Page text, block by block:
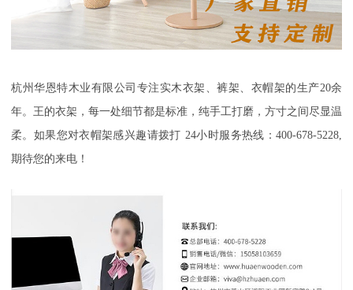
杭州华恩特木业有限公司专注实木衣架、裤架、衣帽架的生产20余
年。王的衣架，每一处细节都是标准，纯手工打磨，方寸之间尽显温
柔。如果您对衣帽架感兴趣请拨打 24小时服务热线：400-678-5228,
期待您的来电！